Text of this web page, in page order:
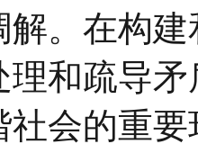
解。在构
理和疏导
社会的重